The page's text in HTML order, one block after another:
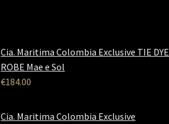
Cia. Maritima Colombia Exclusive TIE DYE
ROBE Mae e Sol
€184.00
Cia. Maritima Colombia Exclusive